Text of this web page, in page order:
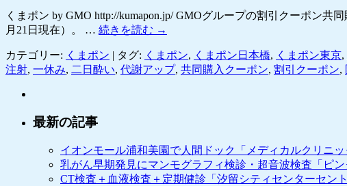
くまポン by GMO http://kumapon.jp/ GMOグループの割引クーポン
月21日現在）。 … 続きを読む →
カテゴリー: くまポン | タグ: くまポン, くまポン日本橋, くまポン東京,
注射, 一休み, 二日酔い, 代謝アップ, 共同購入クーポン, 割引クーポン,
最新の記事
イオンモール浦和美園で人間ドック「メディカルクリニ
乳がん早期発見にマンモグラフィ検診・超音波検査「ピ
CT検査＋血液検査＋定期健診「汐留シティセンターセン